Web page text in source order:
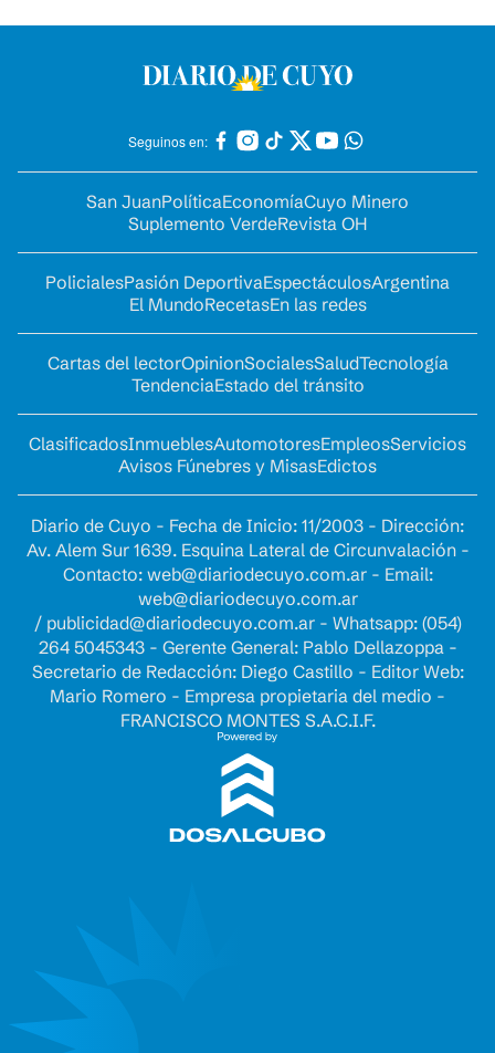
Seguinos en:
San JuanPolíticaEconomíaCuyo Minero
Suplemento VerdeRevista OH
PolicialesPasión DeportivaEspectáculosArgentina
El MundoRecetasEn las redes
Cartas del lectorOpinionSocialesSaludTecnología
TendenciaEstado del tránsito
ClasificadosInmueblesAutomotoresEmpleosServicios
Avisos Fúnebres y MisasEdictos
Diario de Cuyo - Fecha de Inicio: 11/2003 - Dirección:
Av. Alem Sur 1639. Esquina Lateral de Circunvalación -
Contacto: web@diariodecuyo.com.ar- Email:
web@diariodecuyo.com.ar
/ publicidad@diariodecuyo.com.ar- Whatsapp: (054)
264 5045343 - Gerente General: Pablo Dellazoppa -
Secretario de Redacción: Diego Castillo - Editor Web:
Mario Romero - Empresa propietaria del medio -
FRANCISCO MONTES S.A.C.I.F.